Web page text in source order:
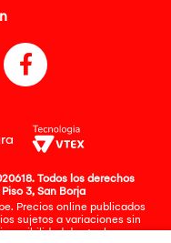
Todos los derechos
3, San Borja
Precios online publicados
sujetos a variaciones sin
de stock